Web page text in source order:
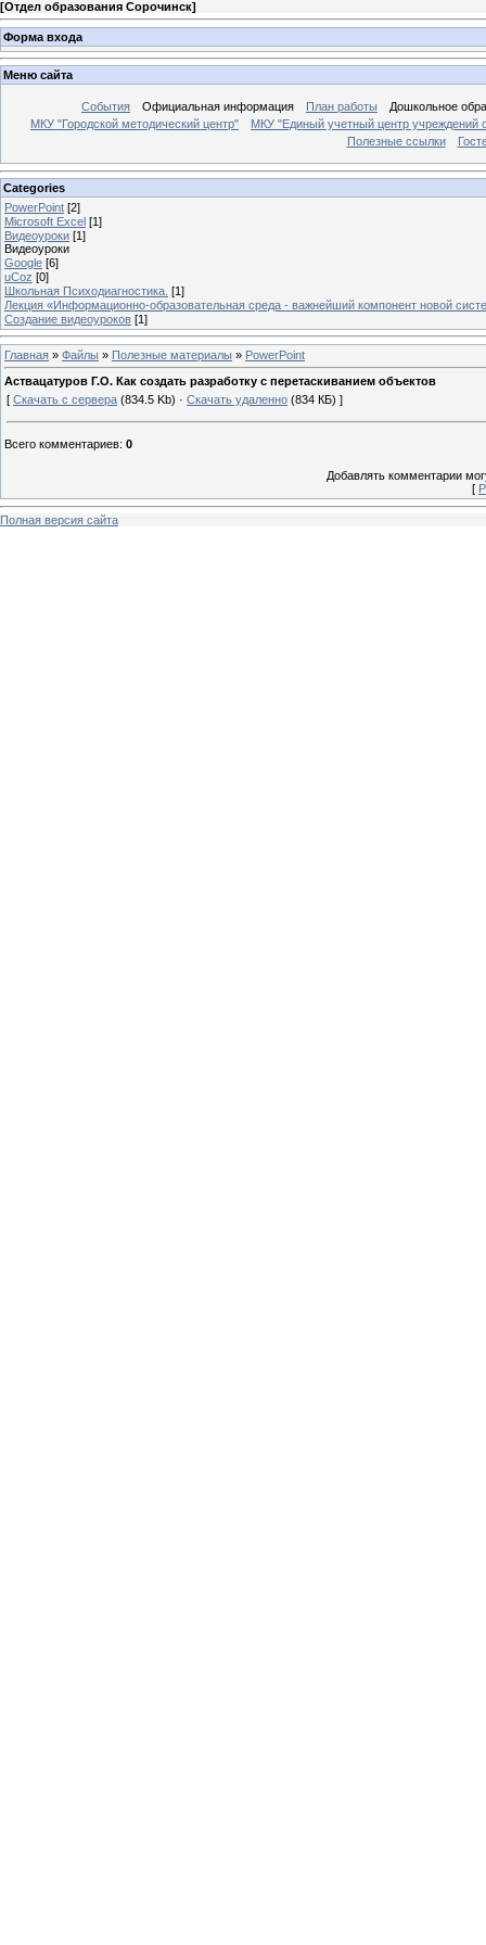
[Отдел образования Сорочинск]
Форма входа
Меню сайта
События Официальная информация План работы
Дошкольное
МКУ "Городской методический центр"
МКУ "Единый учетный центр учреждений
Полезные ссылки
Categories
PowerPoint [2]
Microsoft Excel [1]
Видеоуроки [1]
Видеоуроки
Google [6]
uCoz [0]
Школьная Психодиагностика. [1]
Лекция «Информационно-образовательная среда - важнейший компонент новой
Создание видеоуроков [1]
Главная » Файлы » Полезные материалы » PowerPoint
Аствацатуров Г.О. Как создать разработку с перетаскиванием объектов
[ Скачать с сервера (834.5 Kb) · Скачать удаленно (834 КБ) ]
Всего комментариев: 0
Добавлять комментарии
[
Полная версия сайта